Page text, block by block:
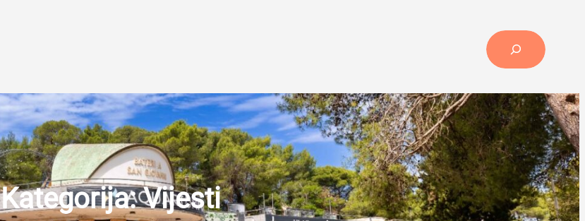
Search
Kategorija:Vijesti